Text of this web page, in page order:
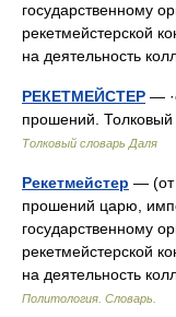
государственному
рекетмейстерской
на деятельность
РЕКЕТМЕЙСТЕР —
прошений.
Толковый словарь Даля
Рекетмейстер — (от
прошений царю,
государственному
рекетмейстерской
на деятельность
Политология. Словарь.